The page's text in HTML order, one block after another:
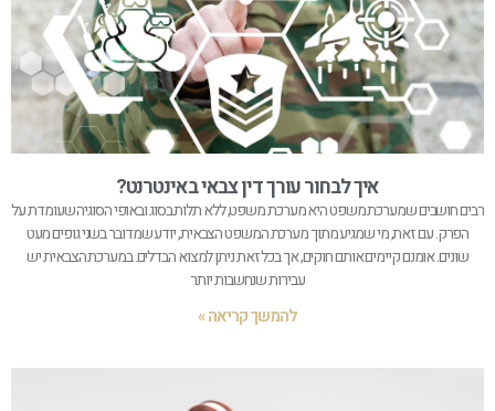
איך לבחור עורך דין צבאי באינטרנט?
רבים חושבים שמערכת משפט היא מערכת משפט, ללא תלות בסוג ובאופי הסוגיה שעומדת על
הפרק. עם זאת, מי שמגיע מתוך מערכת המשפט הצבאית, יודע שמדובר בשני גופים מעט
שונים. אומנם קיימים אותם חוקים, אך בכל זאת ניתן למצוא הבדלים. במערכת הצבאית יש
עבירות שנחשבות יותר
להמשך קריאה »